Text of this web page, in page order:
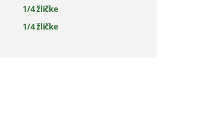
1/4 žličke
1/4 žličke